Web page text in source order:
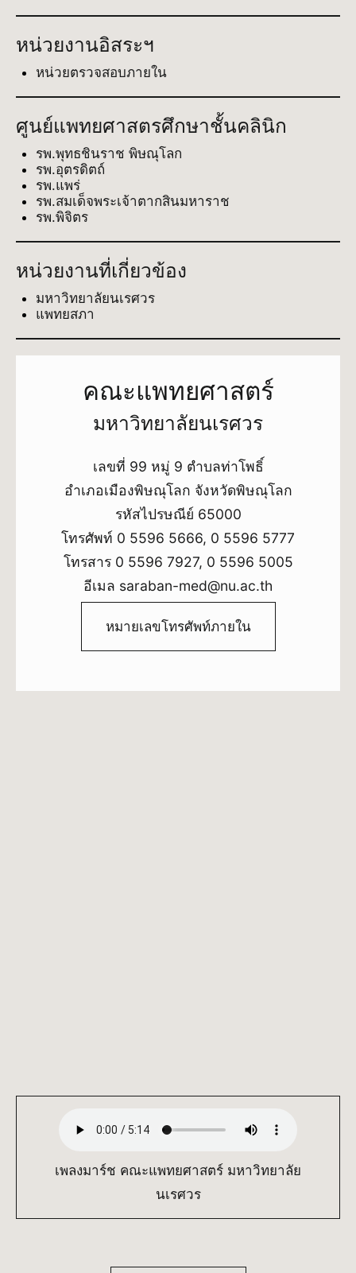
หน่วยงานอิสระฯ
หน่วยตรวจสอบภายใน
ศูนย์แพทยศาสตรศึกษาชั้นคลินิก
รพ.พุทธชินราช พิษณุโลก
รพ.อุตรดิตถ์
รพ.แพร่
รพ.สมเด็จพระเจ้าตากสินมหาราช
รพ.พิจิตร
หน่วยงานที่เกี่ยวข้อง
มหาวิทยาลัยนเรศวร
แพทยสภา
คณะแพทยศาสตร์
มหาวิทยาลัยนเรศวร
เลขที่ 99 หมู่ 9 ตำบลท่าโพธิ์
อำเภอเมืองพิษณุโลก จังหวัดพิษณุโลก
รหัสไปรษณีย์ 65000
โทรศัพท์ 0 5596 5666, 0 5596 5777
โทรสาร 0 5596 7927, 0 5596 5005
อีเมล saraban-med@nu.ac.th
หมายเลขโทรศัพท์ภายใน
เพลงมาร์ช คณะแพทยศาสตร์ มหาวิทยาลัย
นเรศวร